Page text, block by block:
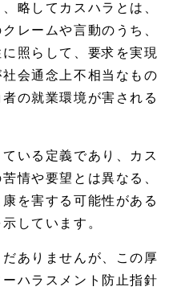
略してカスハラとは、
レームや言動のうち、
照らして、要求を実現
会通念上不相当なもの
の就業環境が害される
いる定義であり、カス
情や要望とは異なる、
を害する可能性がある
しています。
ありませんが、この厚
ハラスメント防止指針